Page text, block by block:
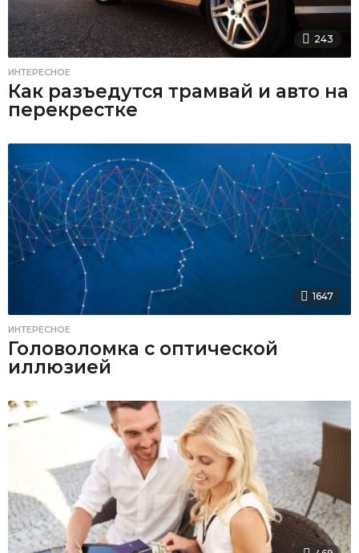
243
ИНТЕРЕСНОЕ
Как разъедутся трамвай и авто на
перекрестке
1647
ИНТЕРЕСНОЕ
Головоломка с оптической
иллюзией